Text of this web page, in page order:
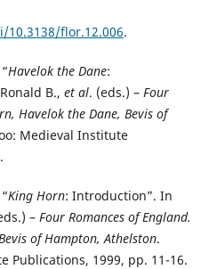
flor.12.006.
Havelok the Dane:
B., et al. (eds.) – Four
Havelok the Dane, Bevis of
Medieval Institute
King Horn: Introduction”. In
– Four Romances of England.
of Hampton, Athelston.
Publications, 1999, pp. 11-16.